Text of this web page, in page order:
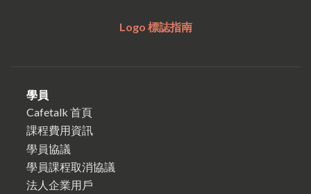
Logo 標誌指南
學員
Cafetalk 首頁
課程費用資訊
學員協議
學員課程取消協議
法人企業用戶